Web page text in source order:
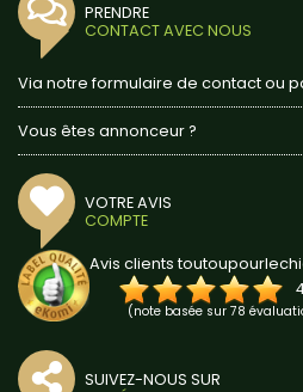
PRENDRE
CONTACT AVEC NOUS
Via notre formulaire de contact ou
Vous êtes annonceur ?
VOTRE AVIS
COMPTE
Avis clients
(note basée sur 78
SUIVEZ-NOUS SUR